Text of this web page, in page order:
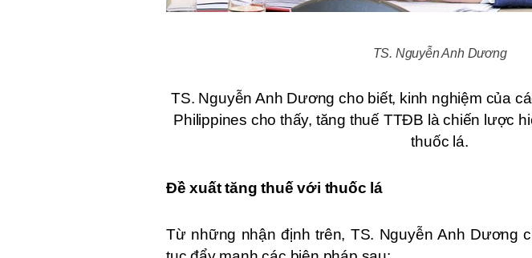
TS. Nguyễn Anh Dương
TS. Nguyễn Anh Dương cho biết, kinh nghiệm của
Philippines cho thấy, tăng thuế TTĐB là chiến lược
thuốc lá.
Đề xuất tăng thuế với thuốc lá
Từ những nhận định trên, TS. Nguyễn Anh Dương